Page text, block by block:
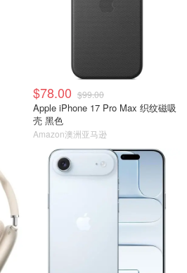
$78.00 $99.00
Apple iPhone 17 Pro Max 织纹磁吸
壳 黑色
Amazon澳洲亚马逊